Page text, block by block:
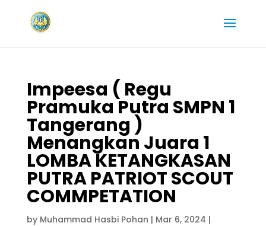
Impeesa ( Regu
Pramuka Putra SMPN 1
Tangerang )
Menangkan Juara 1
LOMBA KETANGKASAN
PUTRA PATRIOT SCOUT
COMMPETATION
by Muhammad Hasbi Pohan | Mar 6, 2024 |